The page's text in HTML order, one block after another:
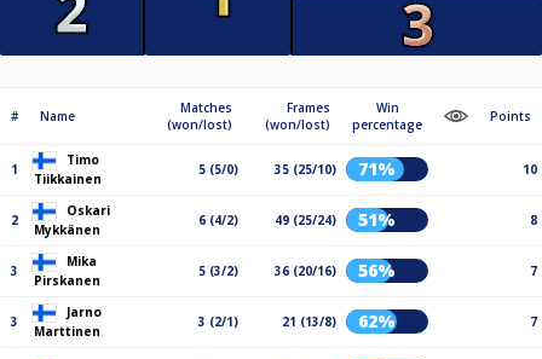
# Name
Matches
(won/lost)
Frames
(won/lost)
Win
percentage
Points
1
Timo
Tiikkainen
5 (5/0) 35 (25/10) 71% 10
2
Oskari
Mykkänen
6 (4/2) 49 (25/24) 51% 8
3
Mika
Pirskanen
5 (3/2) 36 (20/16) 56% 7
3
Jarno
Marttinen
3 (2/1) 21 (13/8) 62% 7